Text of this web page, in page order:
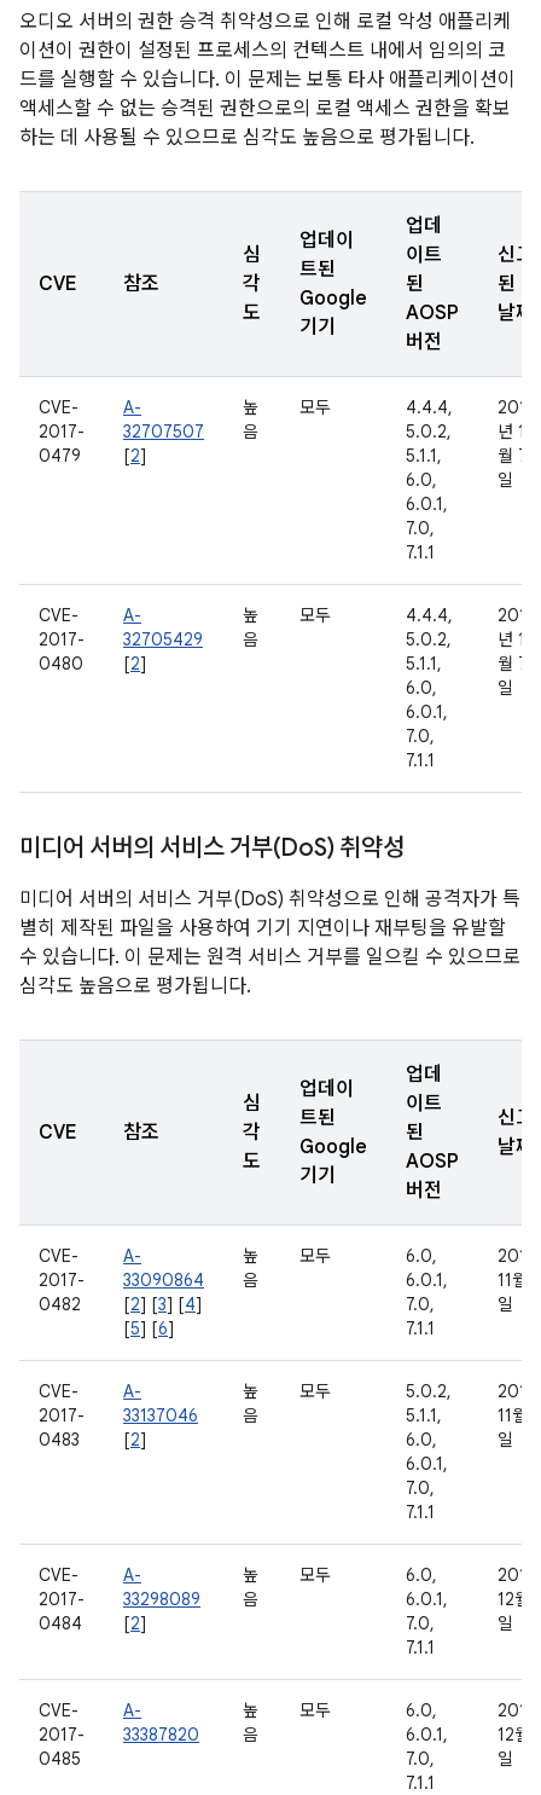
오디오 서버의 권한 승격 취약성으로 인해 로컬 악성 애플리케
이션이 권한이 설정된 프로세스의 컨텍스트 내에서 임의의 코
드를 실행할 수 있습니다. 이 문제는 보통 타사 애플리케이션이
액세스할 수 없는 승격된 권한으로의 로컬 액세스 권한을 확보
하는 데 사용될 수 있으므로 심각도 높음으로 평가됩니다.
CVE 참조
심
각
도
업데이
트된
Google
기기
업데
이트
된
AOSP
버전
신고
된
날짜
CVE-
2017-
0479
A-
32707507
[2]
높
음
모두
4.4.4,
5.0.2,
5.1.1,
6.0,
6.0.1,
7.0,
7.1.1
2016
년 11
월 7
일
CVE-
2017-
0480
A-
32705429
[2]
높
음
모두
4.4.4,
5.0.2,
5.1.1,
6.0,
6.0.1,
7.0,
7.1.1
2016
년 11
월 7
일
미디어 서버의 서비스 거부(DoS) 취약성
미디어 서버의 서비스 거부(DoS) 취약성으로 인해 공격자가 특
별히 제작된 파일을 사용하여 기기 지연이나 재부팅을 유발할
수 있습니다. 이 문제는 원격 서비스 거부를 일으킬 수 있으므로
심각도 높음으로 평가됩니다.
CVE 참조
심
각
도
업데이
트된
Google
기기
업데
이트
된
AOSP
버전
신고
날짜
CVE-
2017-
0482
A-
33090864
[2] [3] [4]
[5] [6]
높
음
모두
6.0,
6.0.1,
7.0,
7.1.1
2016
11월
일
CVE-
2017-
0483
A-
33137046
[2]
높
음
모두
5.0.2,
5.1.1,
6.0,
6.0.1,
7.0,
7.1.1
2016
11월
일
CVE-
2017-
0484
A-
33298089
[2]
높
음
모두
6.0,
6.0.1,
7.0,
7.1.1
2016
12월 1
일
CVE-
2017-
0485
A-
33387820
높
음
모두
6.0,
6.0.1,
7.0,
7.1.1
2016
12월
일